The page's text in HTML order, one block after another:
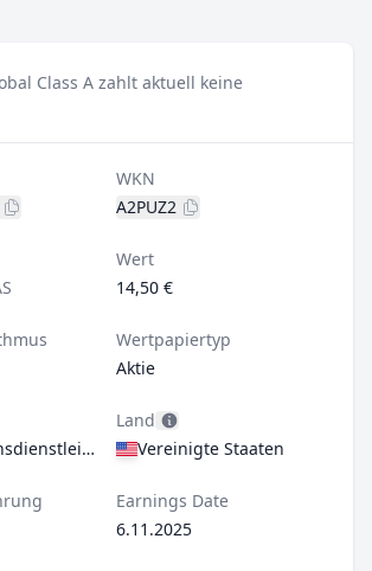
Class A zahlt aktuell keine
WKN
A2PUZ2
Wert
14,50 €
Wertpapiertyp
Aktie
Kommunikationsdienstleistungen
Land
Vereinigte Staaten
Earnings Date
6.11.2025